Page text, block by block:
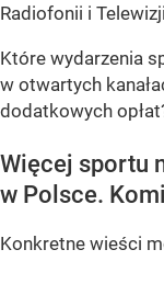
Radiofonii i
Które wydarzenia
w otwartych
dodatkowych
Więcej sportu
w Polsce.
Konkretne wieści